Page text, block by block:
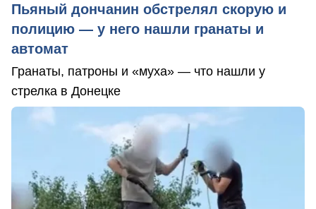
Пьяный дончанин обстрелял скорую и
полицию — у него нашли гранаты и
автомат
Гранаты, патроны и «муха» — что нашли у
стрелка в Донецке